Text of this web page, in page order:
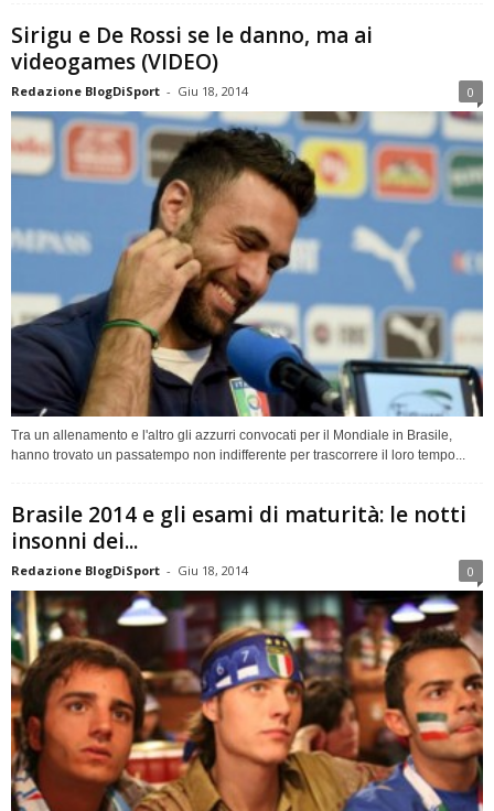
Sirigu e De Rossi se le danno, ma ai
videogames (VIDEO)
Redazione BlogDiSport - Giu 18, 2014 0
Tra un allenamento e l'altro gli azzurri convocati per il Mondiale in Brasile,
hanno trovato un passatempo non indifferente per trascorrere il loro tempo...
Brasile 2014 e gli esami di maturità: le notti
insonni dei...
Redazione BlogDiSport - Giu 18, 2014 0